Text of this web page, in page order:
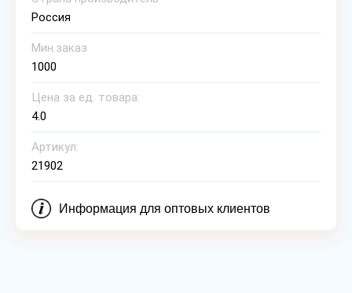
Россия
Мин.заказ
1000
Цена за ед. товара:
4.0
Артикул:
21902
Информация для оптовых клиентов